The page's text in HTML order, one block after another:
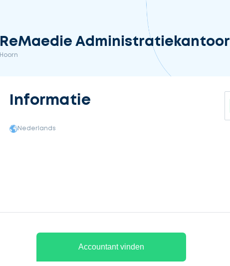
ReMaedie Administratiekantoor
Hoorn
Informatie
Nederlands
Accountant vinden